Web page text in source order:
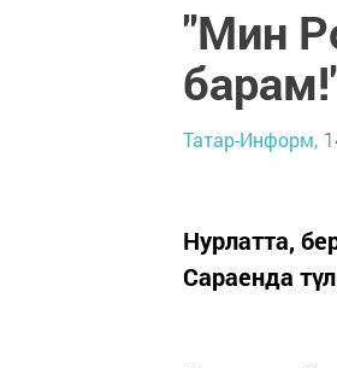
"Мин
Татар-Информ,
Нурлатта,
Сараенда